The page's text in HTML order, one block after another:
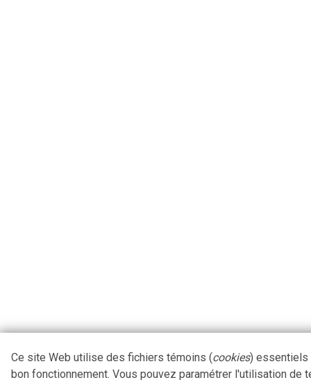
Ce site Web utilise des fichiers témoins (cookies) essentiels
bon fonctionnement. Vous pouvez paramétrer l'utilisation de